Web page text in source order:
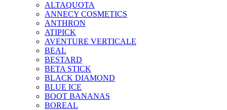
ALTAQUOTA
ANNECY COSMETICS
ANTHRON
ATIPICK
AVENTURE VERTICALE
BEAL
BESTARD
BETA STICK
BLACK DIAMOND
BLUE ICE
BOOT BANANAS
BOREAL